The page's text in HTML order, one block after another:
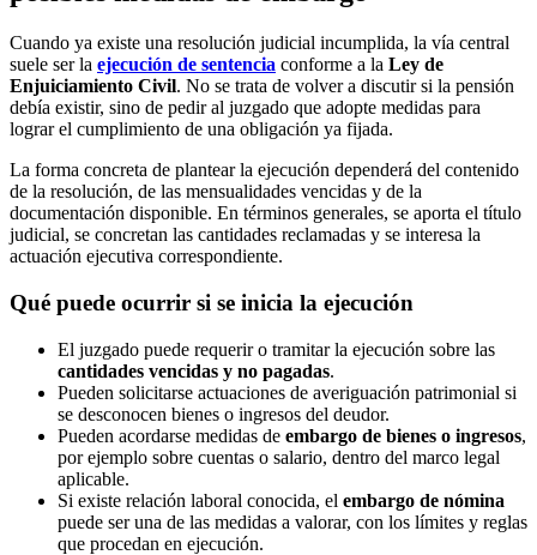
Cuando ya existe una resolución judicial incumplida, la vía central
suele ser la ejecución de sentencia conforme a la Ley de
Enjuiciamiento Civil. No se trata de volver a discutir si la pensión
debía existir, sino de pedir al juzgado que adopte medidas para
lograr el cumplimiento de una obligación ya fijada.
La forma concreta de plantear la ejecución dependerá del contenido
de la resolución, de las mensualidades vencidas y de la
documentación disponible. En términos generales, se aporta el título
judicial, se concretan las cantidades reclamadas y se interesa la
actuación ejecutiva correspondiente.
Qué puede ocurrir si se inicia la ejecución
El juzgado puede requerir o tramitar la ejecución sobre las
cantidades vencidas y no pagadas.
Pueden solicitarse actuaciones de averiguación patrimonial si
se desconocen bienes o ingresos del deudor.
Pueden acordarse medidas de embargo de bienes o ingresos,
por ejemplo sobre cuentas o salario, dentro del marco legal
aplicable.
Si existe relación laboral conocida, el embargo de nómina
puede ser una de las medidas a valorar, con los límites y reglas
que procedan en ejecución.